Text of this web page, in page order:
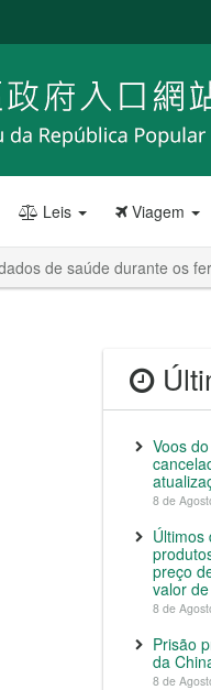
Leis Viagem
de saúde durante os
Voos
8 de
Últimos
preço
valor
8 de
Prisão
da
8 de